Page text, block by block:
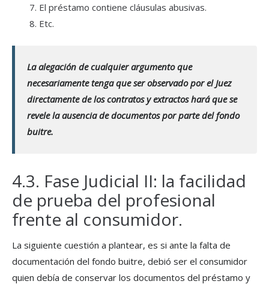
El préstamo contiene cláusulas abusivas.
Etc.
La alegación de cualquier argumento que
necesariamente tenga que ser observado por el Juez
directamente de los contratos y extractos hará que se
revele la ausencia de documentos por parte del fondo
buitre.
4.3. Fase Judicial II: la facilidad
de prueba del profesional
frente al consumidor.
La siguiente cuestión a plantear, es si ante la falta de
documentación del fondo buitre, debió ser el consumidor
quien debía de conservar los documentos del préstamo y